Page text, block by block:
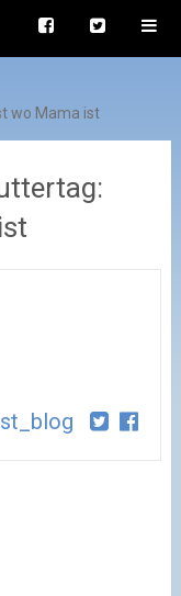
wo Mama ist